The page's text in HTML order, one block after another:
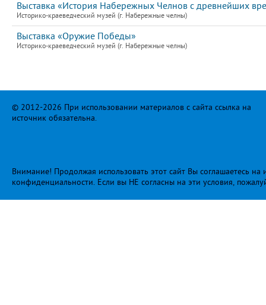
Выставка «История Набережных Челнов с древнейших
Историко-краеведческий музей (г. Набережные челны)
Выставка «Оружие Победы»
Историко-краеведческий музей (г. Набережные челны)
© 2012-2026 При использовании материалов с сайта ссылка на
источник обязательна.
Внимание! Продолжая использовать этот сайт Вы соглашаетесь
конфиденциальности. Если вы НЕ согласны на эти условия,